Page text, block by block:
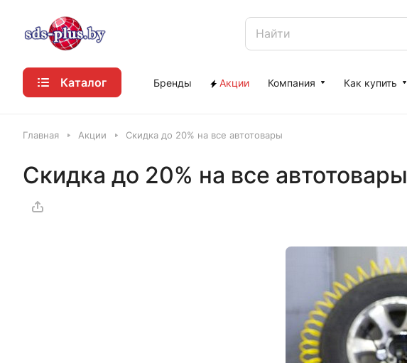
Каталог Бренды Акции Компания Как купить
Главная Акции Скидка до 20% на все автотовары
Скидка до 20% на все автотовары